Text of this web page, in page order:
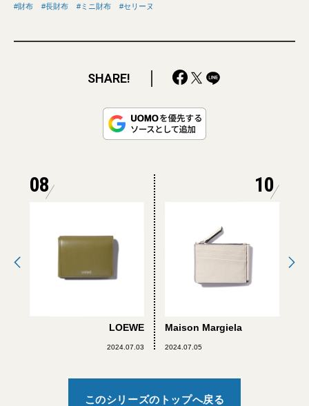
財布 長財布 ミニ財布 セリーヌ
SHARE!
08
LOEWE
2024.07.03
10
Maison Margiela
2024.07.05
このシリーズのトップへ戻る